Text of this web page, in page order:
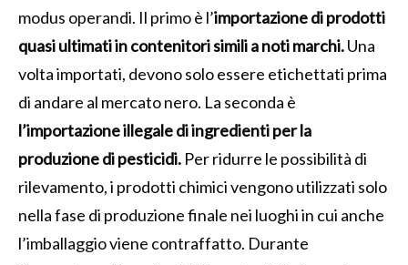
modus operandi. Il primo è l’importazione di prodotti
quasi ultimati in contenitori simili a noti marchi.Una
volta importati, devono solo essere etichettati prima
di andare al mercato nero. La seconda è
l’importazione illegale di ingredienti per la
produzione di pesticidi. Per ridurre le possibilità di
rilevamento, i prodotti chimici vengono utilizzati solo
nella fase di produzione finale nei luoghi in cui anche
l’imballaggio viene contraffatto. Durante